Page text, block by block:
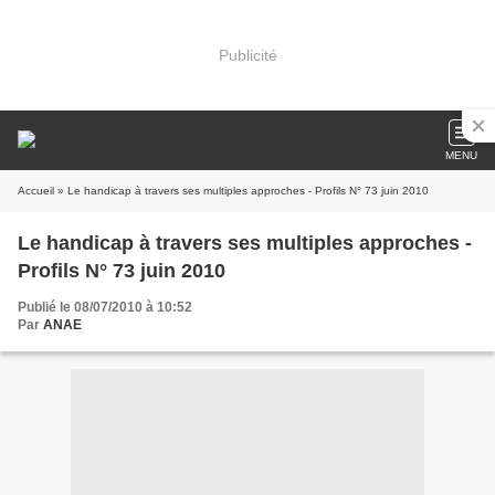
Publicité
MENU
Accueil » Le handicap à travers ses multiples approches - Profils N° 73 juin 2010
Le handicap à travers ses multiples approches -
Profils N° 73 juin 2010
Publié le 08/07/2010 à 10:52
Par ANAE